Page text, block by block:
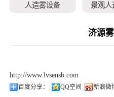
人造雾设备 景观人
高空
济源
http://www.lvsensb.com
百度分享： QQ空间 新浪微
降尘喷雾设备